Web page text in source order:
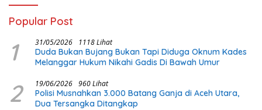
Popular Post
1 31/05/2026 1118 Lihat
Duda Bukan Bujang Bukan Tapi Diduga Oknum Kades
Melanggar Hukum Nikahi Gadis Di Bawah Umur
2 19/06/2026 960 Lihat
Polisi Musnahkan 3.000 Batang Ganja di Aceh Utara,
Dua Tersangka Ditangkap